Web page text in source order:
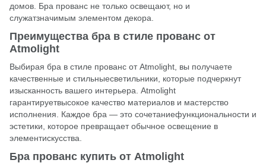
домов. Бра прованс не только освещают, но и
служатзначимым элементом декора.
Преимущества бра в стиле прованс от
Atmolight
Выбирая бра в стиле прованс отAtmolight , вы получаете
качественные и стильныесветильники, которые подчеркнут
изысканность вашего интерьера. Atmolight
гарантируетвысокое качество материалов и мастерство
исполнения. Каждое бра — это сочетаниефункциональности и
эстетики, которое превращает обычное освещение в
элементискусства.
Бра прованс купить от Atmolight